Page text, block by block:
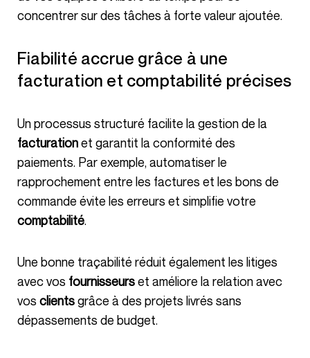
concentrer sur des tâches à forte valeur ajoutée.
Fiabilité accrue grâce à une
facturation et comptabilité précises
Un processus structuré facilite la gestion de la
facturationet garantit la conformité des
paiements. Par exemple, automatiser le
rapprochement entre les factures et les bons de
commande évite les erreurs et simplifie votre
comptabilité.
Une bonne traçabilité réduit également les litiges
avec vos fournisseurset améliore la relation avec
vos clientsgrâce à des projets livrés sans
dépassements de budget.